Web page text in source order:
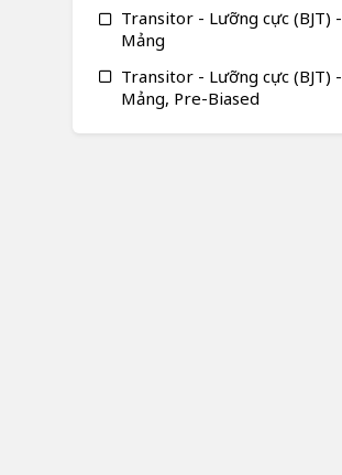
Transitor - Lưỡng cực (BJT) -
Mảng
Transitor - Lưỡng cực (BJT) -
Mảng, Pre-Biased